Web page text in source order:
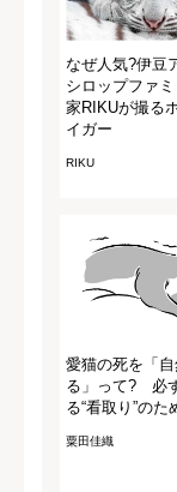
なぜ人気?伊豆
シロップファ
家RIKUが撮る
イガー
RIKU
愛猫の死を「
る」って? 必
る“看取り”のた
粟田佳織